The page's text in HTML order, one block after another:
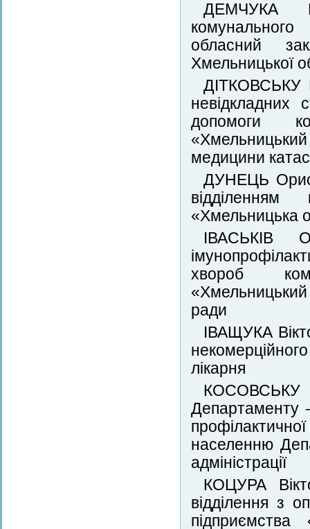
ДЕМЧУКА
обласний
Хмельницької
ДІТКОВСЬКУ
невідкладних
допомоги
медицини
ДУНЕЦЬ
відділенням
«Хмельницька
ІВАСЬКІВ
хвороб
«Хмельницький
ради
ІВАЩУКА
лікарня
КОСОВСЬКУ
Департаменту
населенню
адміністрації
КОЦУРА
відділення з
підприємства